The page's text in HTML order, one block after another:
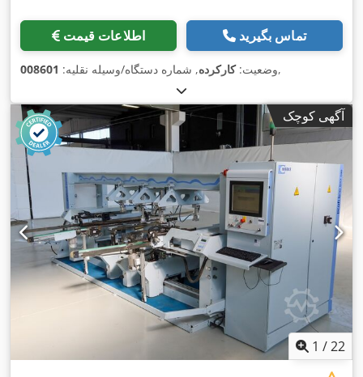
اطلاعات قیمت تماس بگیرید
وضعیت:کارکرده, شماره دستگاه/وسیله نقلیه: 008601 ,
آگهی کوچک
1 /22